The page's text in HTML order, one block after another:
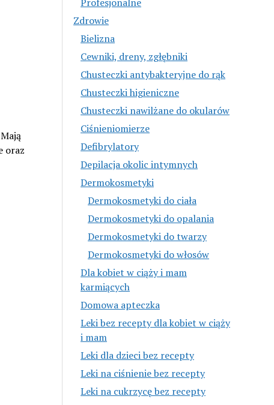
oraz
Zdrowie
Bielizna
Cewniki, dreny, zgłębniki
Chusteczki antybakteryjne do rąk
Chusteczki higieniczne
Chusteczki nawilżane do okularów
Ciśnieniomierze
Defibrylatory
Depilacja okolic intymnych
Dermokosmetyki
Dermokosmetyki do ciała
Dermokosmetyki do opalania
Dermokosmetyki do twarzy
Dermokosmetyki do włosów
Dla kobiet w ciąży i mam
karmiących
Domowa apteczka
Leki bez recepty dla kobiet w ciąży
i mam
Leki dla dzieci bez recepty
Leki na ciśnienie bez recepty
Leki na cukrzycę bez recepty